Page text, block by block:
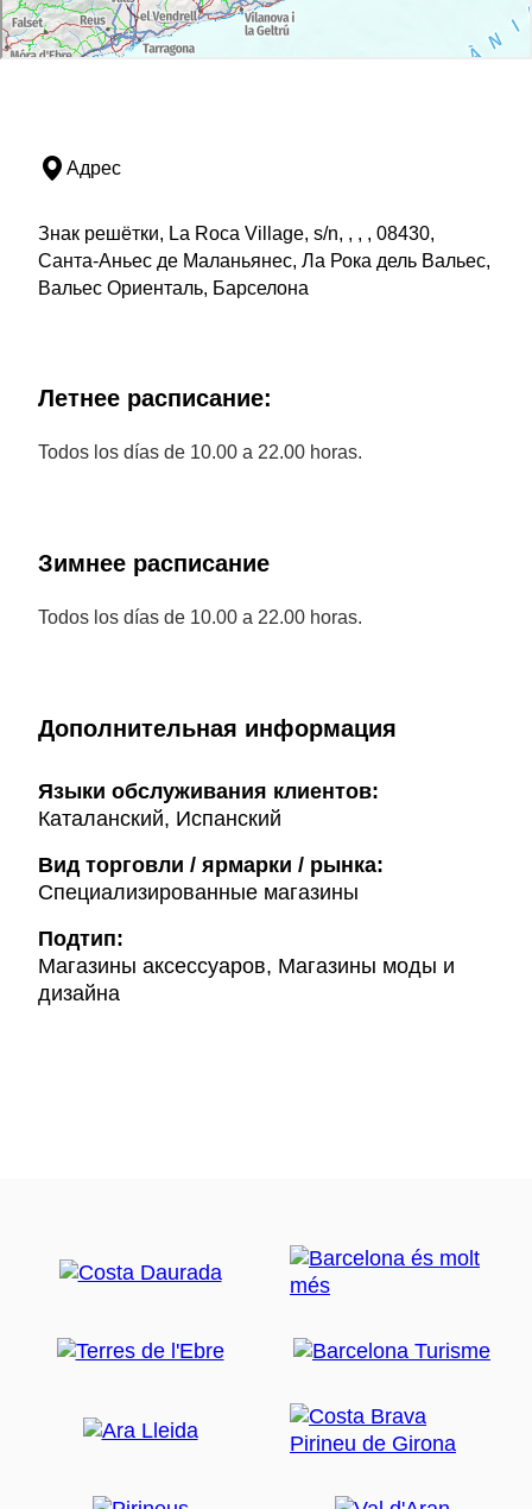
Адрес
Знак решётки, La Roca Village, s/n, , , , 08430,
Санта-Аньес де Маланьянес, Ла Рока дель Вальес,
Вальес Ориенталь, Барселона
Летнее расписание:
Todos los días de 10.00 a 22.00 horas.
Зимнее расписание
Todos los días de 10.00 a 22.00 horas.
Дополнительная информация
Языки обслуживания клиентов:
Каталанский, Испанский
Вид торговли / ярмарки / рынка:
Специализированные магазины
Подтип:
Магазины аксессуаров, Магазины моды и
дизайна